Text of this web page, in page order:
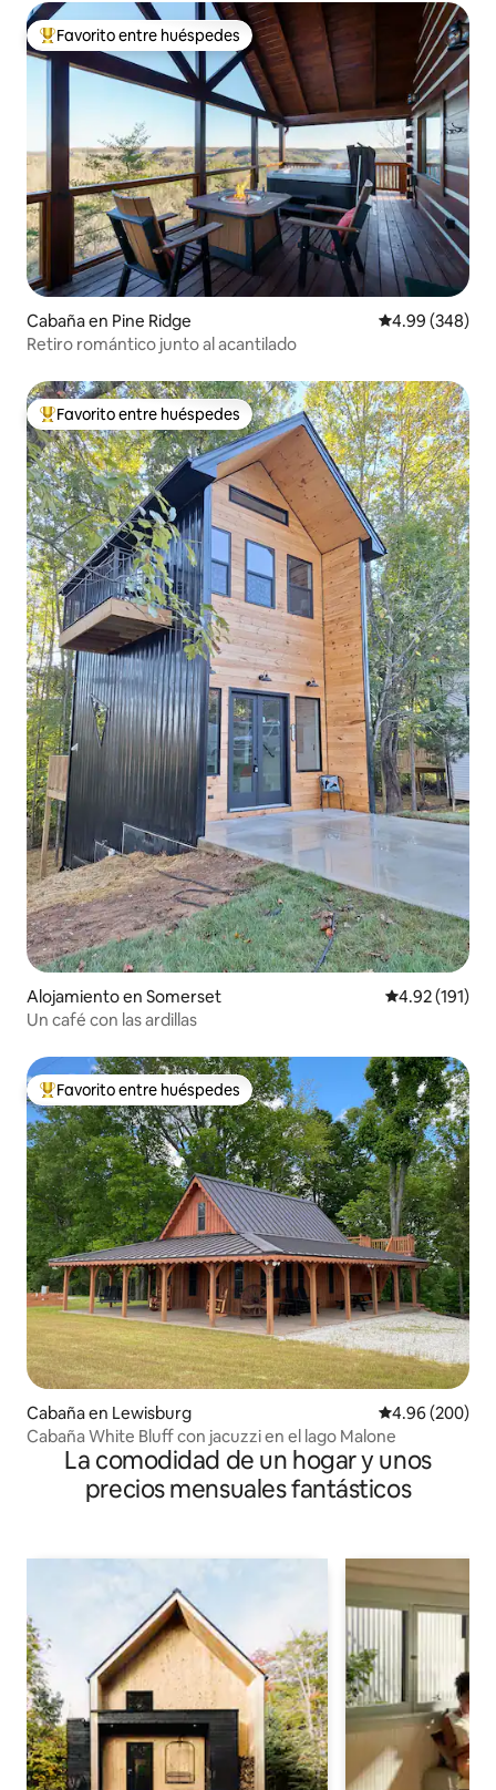
Favorito entre huéspedes preferido
Favorito entre huéspedes
Cabaña en Pine Ridge Calificación
4.99 (348)
Retiro romántico junto al acantilado
Favorito entre huéspedes preferido
Favorito entre huéspedes
Alojamiento en Somerset Calificación
4.92 (191)
Un café con las ardillas
Favorito entre huéspedes preferido
Favorito entre huéspedes
Cabaña en Lewisburg Calificación
4.96 (200)
Cabaña White Bluff con jacuzzi en el lago Malone
La comodidad de un hogar y unos
precios mensuales fantásticos